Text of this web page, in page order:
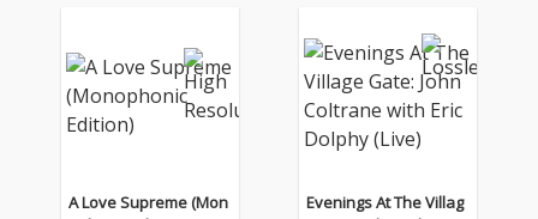
ター。ナッシュヴィル
拠点のマスタリング・
エンジニア、ライア
ン・スミスが、愛され
続けるこのアルバムの
オリジナル・アナロ
新たに鮮烈な音像を生
A Love Supreme (Mon
Evenings At The Villag